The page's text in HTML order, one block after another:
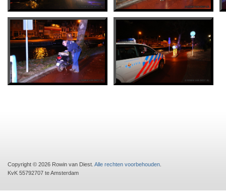
Copyright © 2026 Rowin van Diest. Alle rechten voorbehouden
KvK 55792707 te Amsterdam